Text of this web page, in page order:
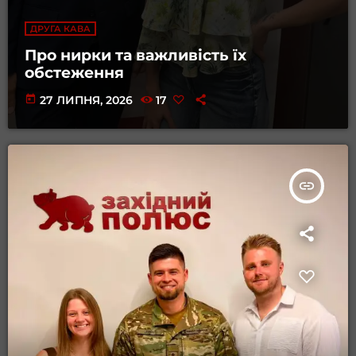
ДРУГА КАВА
Про нирки та важливість їх
обстеження
today 27 ЛИПНЯ, 2026 17
insert_link